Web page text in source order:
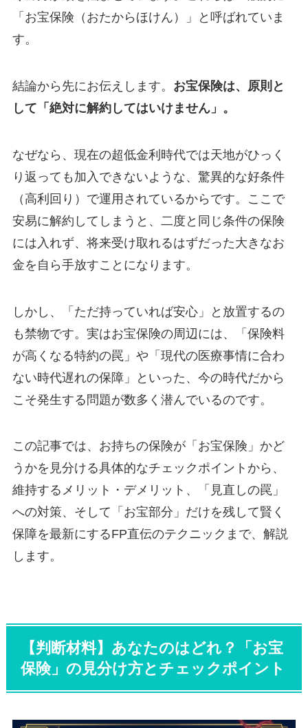
「お宝保険（おたからほけん）」と呼ばれていま
す。
結論から先にお伝えします。 お宝保険は、原則と
して「絶対に解約してはいけません」。
なぜなら、現在の超低金利時代では天地がひっく
り返っても加入できないような、驚異的な好条件
（高利回り）で運用されているからです。ここで
安易に解約してしまうと、二度と同じ条件の保険
には入れず、将来受け取れるはずだった大きなお
金を自ら手放すことになります。
しかし、「ただ持っていれば安心」と放置するの
も禁物です。実はお宝保険の周辺には、「保険料
が高くなる特約の罠」や「現代の医療事情に合わ
ない時代遅れの保障」といった、今の時代だから
こそ発生する問題が数多く潜んでいるのです。
この記事では、お持ちの保険が「お宝保険」かど
うかを見分ける具体的なチェックポイントから、
維持するメリット・デメリット、「見直しの罠」
への対策、そして「お宝部分」だけを残して賢く
保障を最新にするFP直伝のテクニックまで、解説
します。
【判断材料】あなたのはどれ？「お宝
保険」の見分け方とチェックポイント